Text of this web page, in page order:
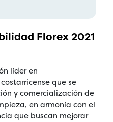
Florex 2021
líder en
que se
y comercialización de
en armonía con el
que buscan mejorar